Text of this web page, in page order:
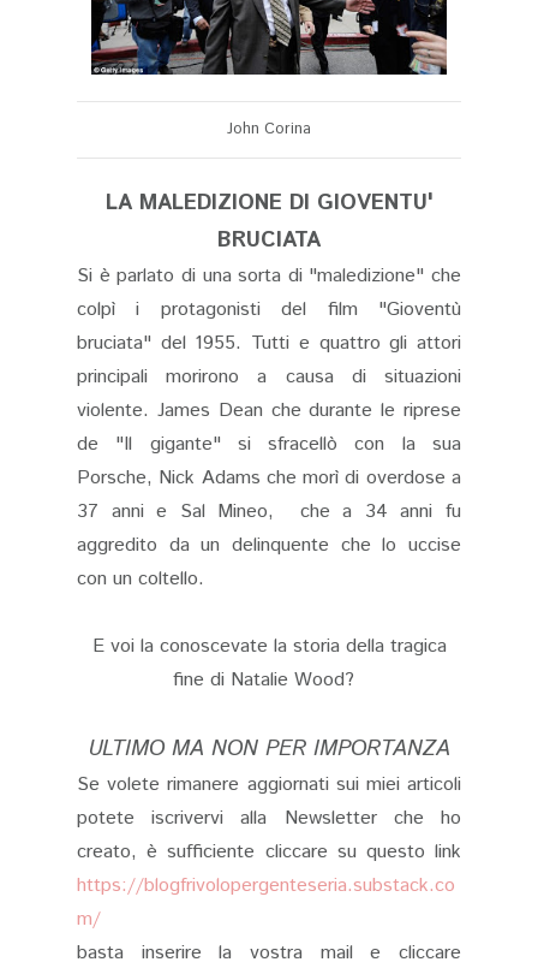
John Corina
LA MALEDIZIONE DI GIOVENTU'
BRUCIATA
Si è parlato di una sorta di "maledizione" che
colpì i protagonisti del film "Gioventù
bruciata" del 1955. Tutti e quattro gli attori
principali morirono a causa di situazioni
violente. James Dean che durante le riprese
de "Il gigante" si sfracellò con la sua
Porsche, Nick Adams che morì di overdose a
37 anni e Sal Mineo, che a 34 anni fu
aggredito da un delinquente che lo uccise
con un coltello.
E voi la conoscevate la storia della tragica
fine di Natalie Wood?
ULTIMO MA NON PER IMPORTANZA
Se volete rimanere aggiornati sui miei articoli
potete iscrivervi alla Newsletter che ho
creato, è sufficiente cliccare su questo link
https://blogfrivolopergenteseria.substack.co
m/
basta inserire la vostra mail e cliccare